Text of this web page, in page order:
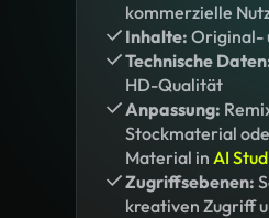
kommerzielle
Inhalte: Original-
Technische
HD-Qualität
Anpassung:
Stockmaterial
Material in AI
Zugriffsebenen:
kreativen Zugriff